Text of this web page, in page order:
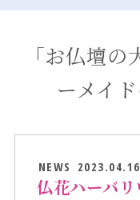
「お仏壇
ーメイ
NEWS 2023.04.16
仏花ハーバ